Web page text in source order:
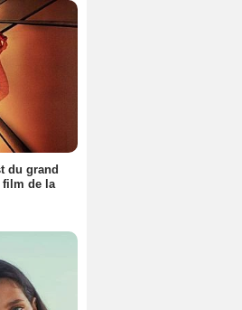
du grand
film de la